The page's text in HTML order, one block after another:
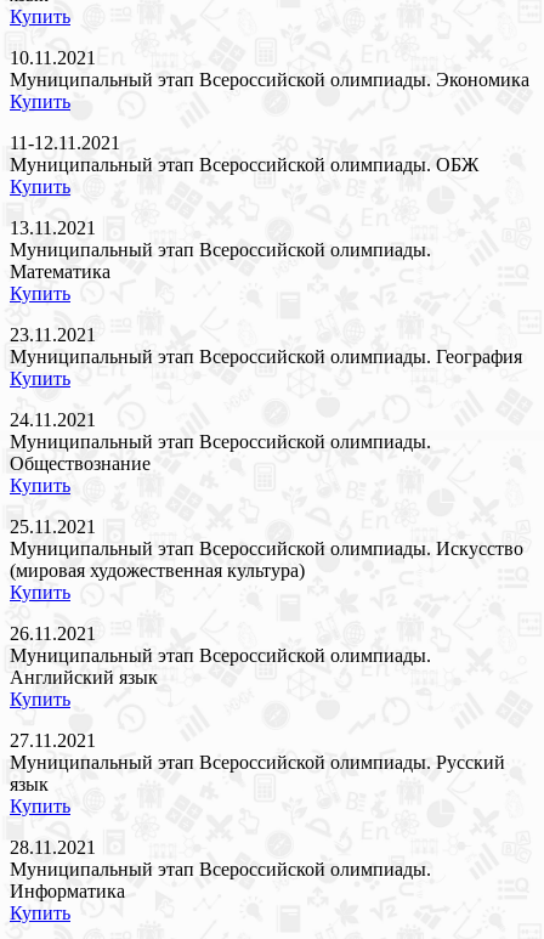
Купить
10.11.2021
Муниципальный этап Всероссийской олимпиады. Экономика
Купить
11-12.11.2021
Муниципальный этап Всероссийской олимпиады. ОБЖ
Купить
13.11.2021
Муниципальный этап Всероссийской олимпиады.
Математика
Купить
23.11.2021
Муниципальный этап Всероссийской олимпиады. География
Купить
24.11.2021
Муниципальный этап Всероссийской олимпиады.
Обществознание
Купить
25.11.2021
Муниципальный этап Всероссийской олимпиады. Искусство
(мировая художественная культура)
Купить
26.11.2021
Муниципальный этап Всероссийской олимпиады.
Английский язык
Купить
27.11.2021
Муниципальный этап Всероссийской олимпиады. Русский
язык
Купить
28.11.2021
Муниципальный этап Всероссийской олимпиады.
Информатика
Купить